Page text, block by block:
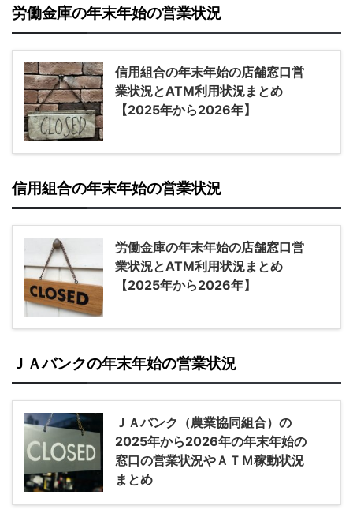
労働金庫の年末年始の営業状況
信用組合の年末年始の店舗窓口営
業状況とATM利用状況まとめ
【2025年から2026年】
信用組合の年末年始の営業状況
労働金庫の年末年始の店舗窓口営
業状況とATM利用状況まとめ
【2025年から2026年】
ＪＡバンクの年末年始の営業状況
ＪＡバンク（農業協同組合）の
2025年から2026年の年末年始の
窓口の営業状況やＡＴＭ稼動状況
まとめ